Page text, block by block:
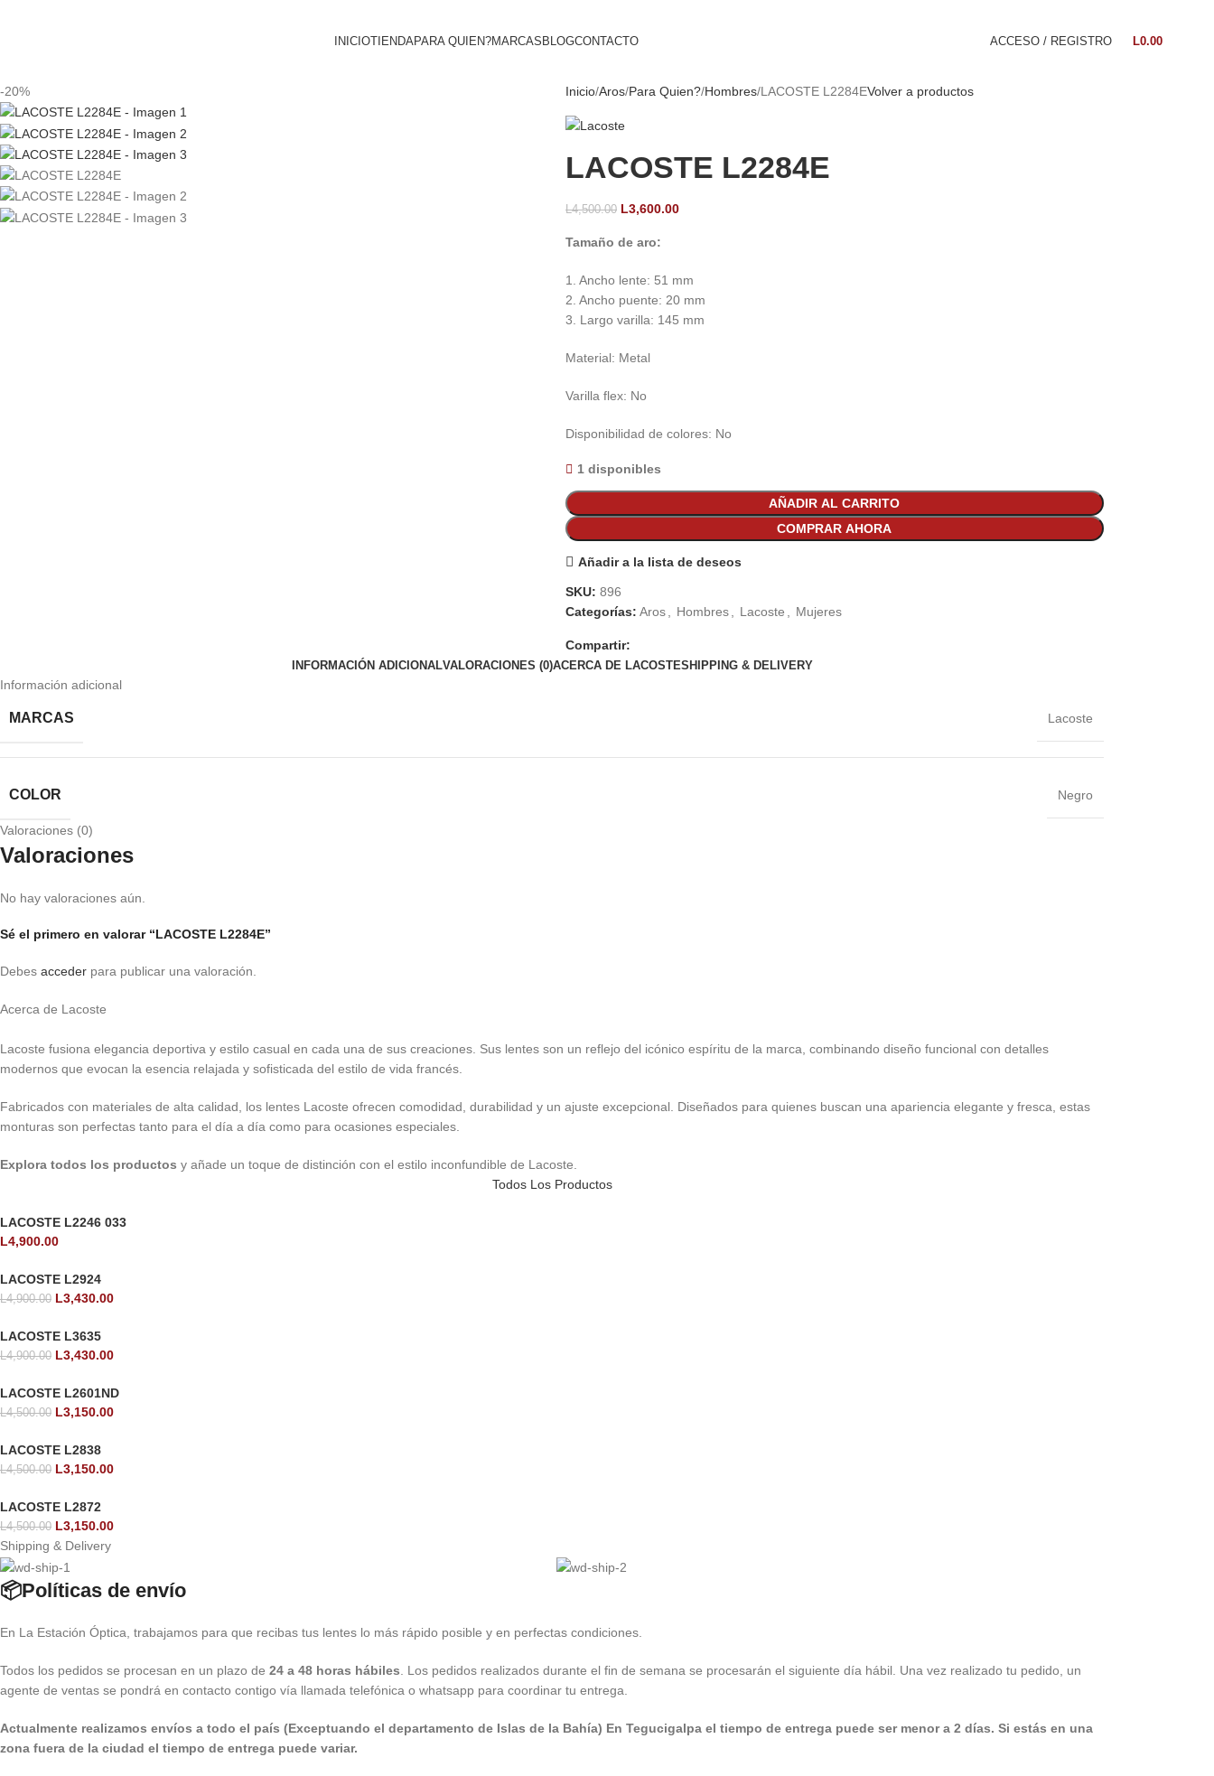
INICIOTIENDAPARA QUIEN?MARCASBLOGCONTACTO ACCESO / REGISTRO L0.00
-20% Inicio Aros Para Quien? Hombres LACOSTE L2284EVolver a productos
LACOSTE L2284E
L4,500.00 L3,600.00
Tamaño de aro:
1. Ancho lente: 51 mm
2. Ancho puente: 20 mm
3. Largo varilla: 145 mm
Material: Metal
Varilla flex: No
Disponibilidad de colores: No
1 disponibles
AÑADIR AL CARRITO
COMPRAR AHORA
Añadir a la lista de deseos
SKU: 896
Categorías: Aros, Hombres, Lacoste , Mujeres
Compartir:
INFORMACIÓN ADICIONALVALORACIONES (0)ACERCA DE LACOSTESHIPPING & DELIVERY
Información adicional
MARCAS Lacoste
COLOR Negro
Valoraciones (0)
Valoraciones
No hay valoraciones aún.
Sé el primero en valorar “LACOSTE L2284E”
Debes acceder para publicar una valoración.
Acerca de Lacoste
Lacoste fusiona elegancia deportiva y estilo casual en cada una de sus creaciones. Sus lentes son un reflejo del icónico espíritu de la marca, combinando diseño funcional con detalles
modernos que evocan la esencia relajada y sofisticada del estilo de vida francés.
Fabricados con materiales de alta calidad, los lentes Lacoste ofrecen comodidad, durabilidad y un ajuste excepcional. Diseñados para quienes buscan una apariencia elegante y fresca, estas
monturas son perfectas tanto para el día a día como para ocasiones especiales.
Explora todos los productos y añade un toque de distinción con el estilo inconfundible de Lacoste.
Todos Los Productos
LACOSTE L2246 033
L4,900.00
LACOSTE L2924
L4,900.00 L3,430.00
LACOSTE L3635
L4,900.00 L3,430.00
LACOSTE L2601ND
L4,500.00 L3,150.00
LACOSTE L2838
L4,500.00 L3,150.00
LACOSTE L2872
L4,500.00 L3,150.00
Shipping & Delivery
📦Políticas de envío
En La Estación Óptica, trabajamos para que recibas tus lentes lo más rápido posible y en perfectas condiciones.
Todos los pedidos se procesan en un plazo de 24 a 48 horas hábiles . Los pedidos realizados durante el fin de semana se procesarán el siguiente día hábil. Una vez realizado tu pedido, un
agente de ventas se pondrá en contacto contigo vía llamada telefónica o whatsapp para coordinar tu entrega.
Actualmente realizamos envíos a todo el país (Exceptuando el departamento de Islas de la Bahía) En Tegucigalpa el tiempo de entrega puede ser menor a 2 días. Si estás en una
zona fuera de la ciudad el tiempo de entrega puede variar.